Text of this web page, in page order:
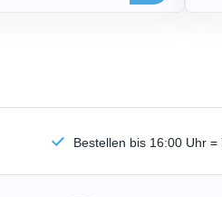
Bestellen bis 16:00 Uhr